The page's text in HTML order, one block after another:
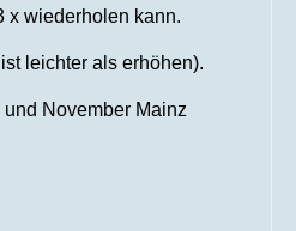
x wiederholen kann.
leichter als erhöhen).
November Mainz